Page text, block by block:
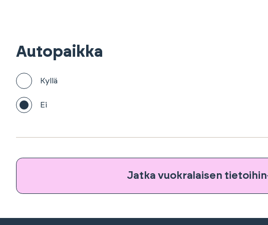
Autopaikka
Kyllä
Ei
Jatka vuokralaisen tietoihin